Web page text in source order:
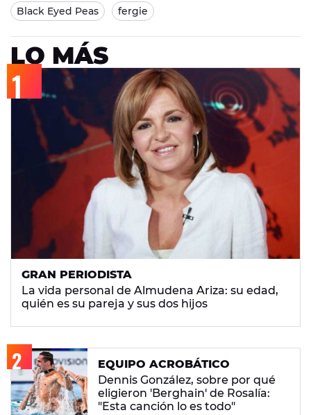
Black Eyed Peas fergie
LO MÁS
GRAN PERIODISTA
La vida personal de Almudena Ariza: su edad,
quién es su pareja y sus dos hijos
EQUIPO ACROBÁTICO
Dennis González, sobre por qué
eligieron 'Berghain' de Rosalía:
"Esta canción lo es todo"